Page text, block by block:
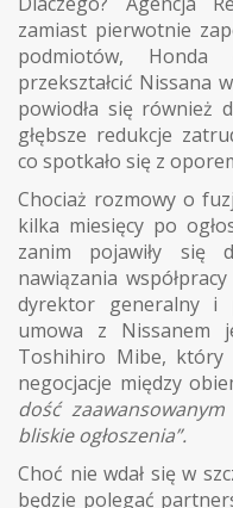
zamiast pierwotnie
podmiotów,
przekształcić Nissana
powiodła się również
głębsze redukcje
co spotkało się z
Chociaż rozmowy o
kilka miesięcy po
zanim pojawiły się
nawiązania
dyrektor generalny i
umowa z Nissanem
Toshihiro Mibe, który
negocjacje między
dość
bliskie ogłoszenia”.
Choć nie wdał się w
będzie polegać